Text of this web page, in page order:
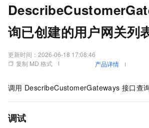
询已创建的用户网关列
更新时间： 2026-06-18 17:08:46
复制 MD 格式
产品详情
调用 DescribeCustomerGateways 接口查
调试